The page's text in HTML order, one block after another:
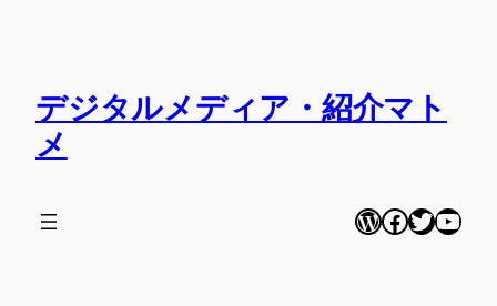
デジタルメディア・紹介マト
メ
WordPress
Facebook
Twitter